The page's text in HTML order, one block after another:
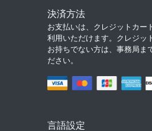
決済方法
お支払いは、クレジットカー
利用いただけます。クレジッ
お持ちでない方は、事務局ま
ださい。
言語設定